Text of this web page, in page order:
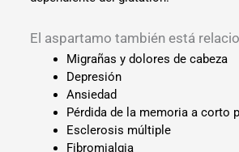
El aspartamo también está
Migrañas y dolores de cabeza
Depresión
Ansiedad
Pérdida de la memoria a corto
Esclerosis múltiple
Fibromialgia